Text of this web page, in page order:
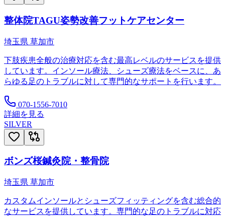
整体院TAGU姿勢改善フットケアセンター
埼玉県 草加市
下肢疾患全般の治療対応を含む最高レベルのサービスを提供
しています。インソール療法、シューズ療法をベースに、あ
らゆる足のトラブルに対して専門的なサポートを行います。
070-1556-7010
詳細を見る
SILVER
ボンズ桜鍼灸院・整骨院
埼玉県 草加市
カスタムインソールとシューズフィッティングを含む総合的
なサービスを提供しています。専門的な足のトラブルに対応